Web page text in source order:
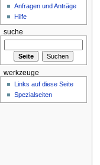
Anfragen und Anträge
Hilfe
suche
werkzeuge
Links auf diese Seite
Spezialseiten